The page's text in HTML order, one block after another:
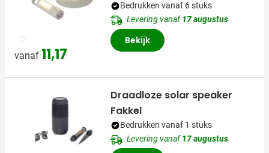
002
vanaf 11,17
Bedrukken vanaf 6 stuks
Levering vanaf17 augustus
Bekijk
Draadloze solar speaker
Fakkel
Bedrukken vanaf 1 stuks
Levering vanaf17 augustus